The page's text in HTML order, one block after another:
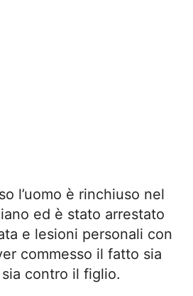
l’uomo è rinchiuso nel
ed è stato arrestato
e lesioni personali con
commesso il fatto sia
contro il figlio.